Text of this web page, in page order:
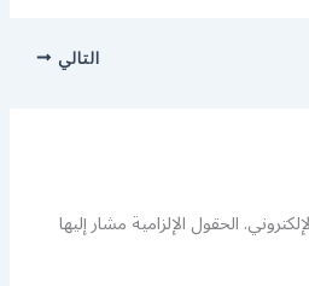
التالي
الحقول الإلزامية مشار إليها